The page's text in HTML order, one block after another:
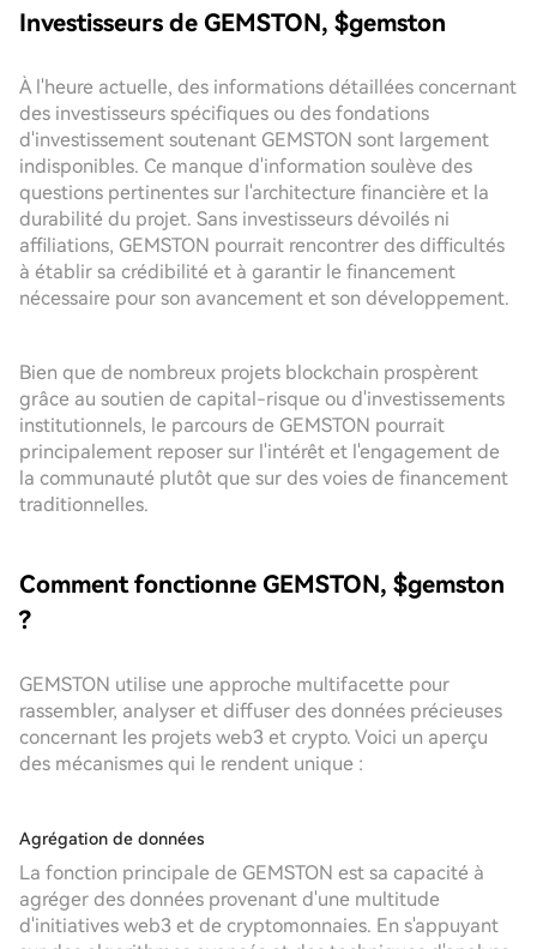
Investisseurs de GEMSTON, $gemston
À l'heure actuelle, des informations détaillées concernant
des investisseurs spécifiques ou des fondations
d'investissement soutenant GEMSTON sont largement
indisponibles. Ce manque d'information soulève des
questions pertinentes sur l'architecture financière et la
durabilité du projet. Sans investisseurs dévoilés ni
affiliations, GEMSTON pourrait rencontrer des difficultés
à établir sa crédibilité et à garantir le financement
nécessaire pour son avancement et son développement.
Bien que de nombreux projets blockchain prospèrent
grâce au soutien de capital-risque ou d'investissements
institutionnels, le parcours de GEMSTON pourrait
principalement reposer sur l'intérêt et l'engagement de
la communauté plutôt que sur des voies de financement
traditionnelles.
Comment fonctionne GEMSTON, $gemston
?
GEMSTON utilise une approche multifacette pour
rassembler, analyser et diffuser des données précieuses
concernant les projets web3 et crypto. Voici un aperçu
des mécanismes qui le rendent unique :
Agrégation de données
La fonction principale de GEMSTON est sa capacité à
agréger des données provenant d'une multitude
d'initiatives web3 et de cryptomonnaies. En s'appuyant